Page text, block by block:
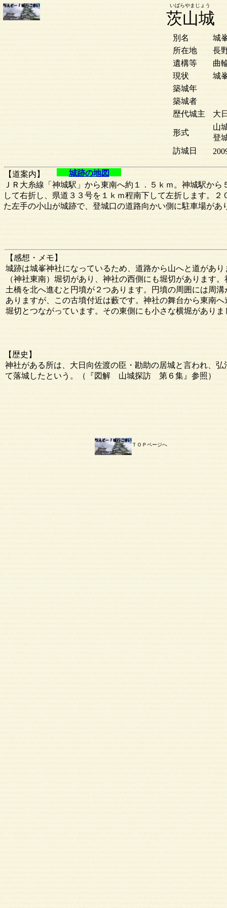
茨山城
城跡は城峯神社になっているため、道路から山へと道があ
（神社東南）堀切があり、神社の西側にも堀切があります
土橋を北へ進むと円墳が２つあります。円墳の周囲には周
ありますが、この古墳付近は藪です。神社の舞台から東南
堀切とつながっています。その東側にも小さな横堀がありま
【感想・メモ】
別名
城
所在地
長
遺構等
曲
現状
城
築城年
築城者
歴代城主
大
形式
山
登
訪城日
城跡の地図
【道案内】
いばらやまじょう
ＪＲ大糸線「神城駅」から東南へ約１．５ｋｍ。神城駅から
して右折し、県道３３号を１ｋｍ程南下して左折します。２
た左手の小山が城跡で、登城口の道路向かい側に駐車場があ
神社がある所は、大日向佐渡の臣・勘助の居城と言われ、
て落城したという。（『図解 山城探訪 第６集』参照）
【歴史】
ＴＯＰページへ